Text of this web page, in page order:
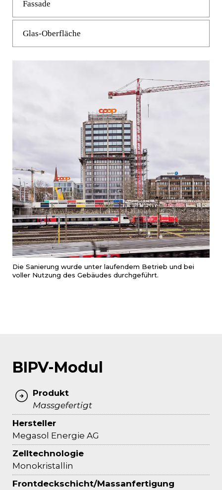
Fassade
Glas-Oberfläche
Die Sanierung wurde unter laufendem Betrieb und bei
voller Nutzung des Gebäudes durchgeführt.
BIPV-Modul
Produkt
Massgefertigt
Hersteller
Megasol Energie AG
Zelltechnologie
Monokristallin
Frontdeckschicht/Massanfertigung